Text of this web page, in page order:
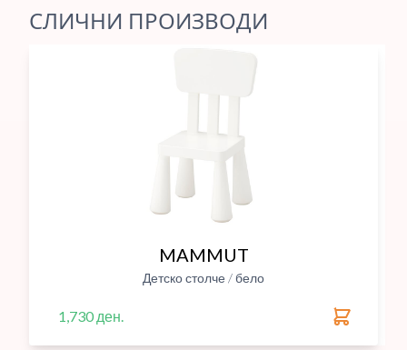
СЛИЧНИ ПРОИЗВОДИ
MAMMUT
Детско столче / бело
1,730 ден.